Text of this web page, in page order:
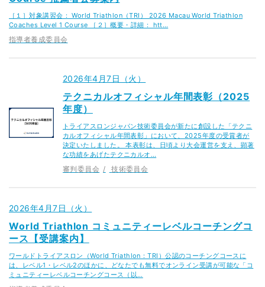
［１］対象講習会： World Triathlon（TRI） 2026 Macau World Triathlon
Coaches Level 1 Course ［２］概要・詳細： htt…
指導者養成委員会
2026年4月7日（火）
テクニカルオフィシャル年間表彰（2025
年度）
トライアスロンジャパン技術委員会が新たに創設した「テクニ
カルオフィシャル年間表彰」において、2025年度の受賞者が
決定いたしました。 本表彰は、日頃より大会運営を支え、顕著
な功績をあげたテクニカルオ…
審判委員会 技術委員会
2026年4月7日（火）
World Triathlon コミュニティーレベルコーチングコ
ース【受講案内】
ワールドトライアスロン（World Triathlon：TRI）公認のコーチングコースに
は、レベル1・レベル2のほかに、どなたでも無料でオンライン受講が可能な「コ
ミュニティーレベルコーチングコース（以…